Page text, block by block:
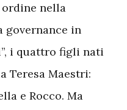
nella
governance in
i quattro figli nati
Teresa Maestri:
e Rocco. Ma